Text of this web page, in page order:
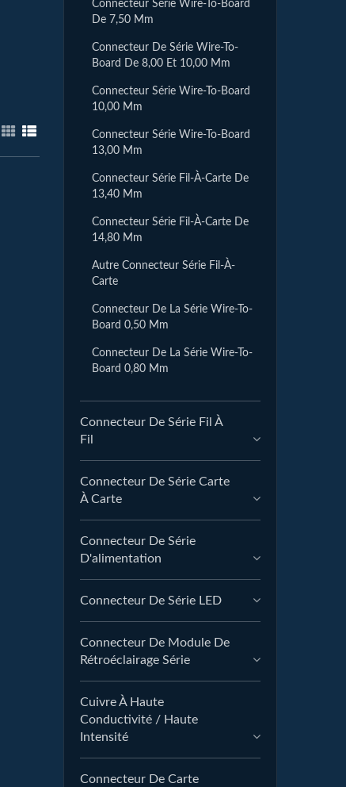
Connecteur Série Wire-To-Board
De 7,50 Mm
Connecteur De Série Wire-To-
Board De 8,00 Et 10,00 Mm
Connecteur Série Wire-To-Board
10,00 Mm
Connecteur Série Wire-To-Board
13,00 Mm
Connecteur Série Fil-À-Carte De
13,40 Mm
Connecteur Série Fil-À-Carte De
14,80 Mm
Autre Connecteur Série Fil-À-
Carte
Connecteur De La Série Wire-To-
Board 0,50 Mm
Connecteur De La Série Wire-To-
Board 0,80 Mm
Connecteur De Série Fil À
Fil
Connecteur De Série Carte
À Carte
Connecteur De Série
D'alimentation
Connecteur De Série LED
Connecteur De Module De
Rétroéclairage Série
Cuivre À Haute
Conductivité / Haute
Intensité
Connecteur De Carte